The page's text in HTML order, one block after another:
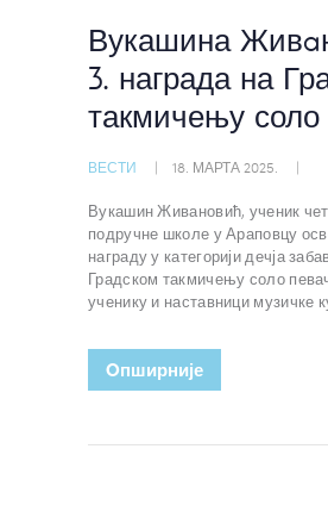
Вукашина
3. награда на
такмичењу соло
ВЕСТИ 18. МАРТА 2025.
Вукашин Живановић, ученик
подручне школе у Араповцу
награду у категорији дечја
Градском такмичењу соло
ученику и наставници музичке
Oпширније